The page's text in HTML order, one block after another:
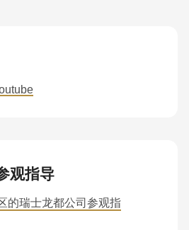
观指导
的瑞士龙都公司参观指